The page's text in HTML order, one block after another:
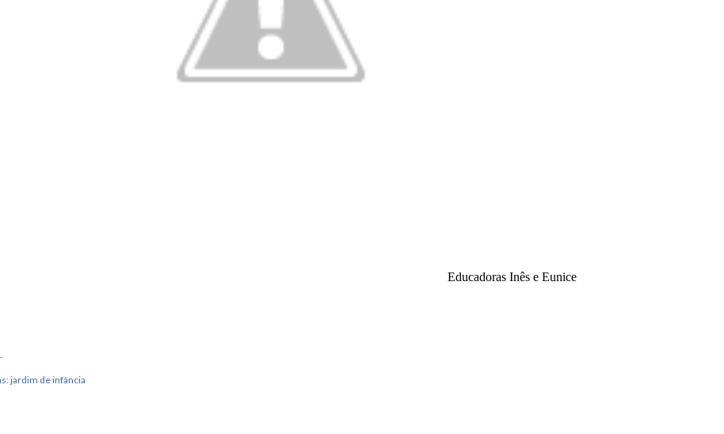
Educadoras Inês e Eunice
jardim de infância